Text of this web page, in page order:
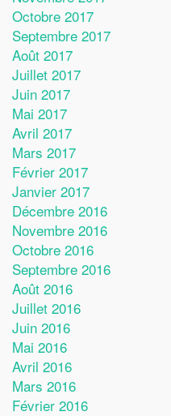
Octobre 2017
Septembre 2017
Août 2017
Juillet 2017
Juin 2017
Mai 2017
Avril 2017
Mars 2017
Février 2017
Janvier 2017
Décembre 2016
Novembre 2016
Octobre 2016
Septembre 2016
Août 2016
Juillet 2016
Juin 2016
Mai 2016
Avril 2016
Mars 2016
Février 2016